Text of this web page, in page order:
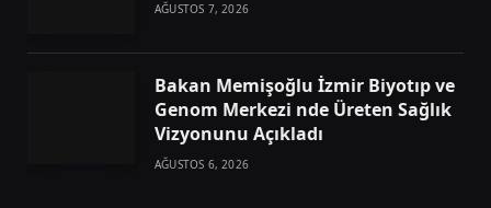
AĞUSTOS 7, 2026
Bakan Memişoğlu İzmir Biyotıp ve
Genom Merkezi nde Üreten Sağlık
Vizyonunu Açıkladı
AĞUSTOS 6, 2026